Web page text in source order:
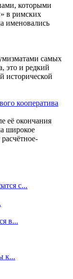
которыми
в римских
именовались
самых
это и редкий
исторической
её окончания
широкое
с...
в...
к...